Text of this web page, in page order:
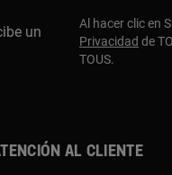
un
Al hacer clic en
Privacidad de
TOUS.
al cliente